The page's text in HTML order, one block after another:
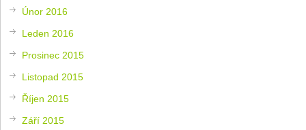
Únor 2016
Leden 2016
Prosinec 2015
Listopad 2015
Říjen 2015
Září 2015